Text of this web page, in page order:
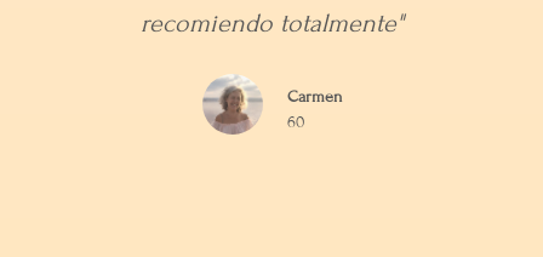
mí y deshacer sin que me dé cuenta
existían. Ahora me siento más segura
de mí misma y tengo las ideas mucho